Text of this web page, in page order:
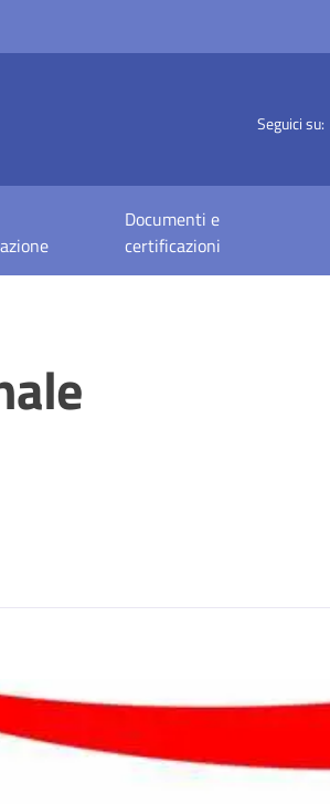
Seguici su:
Documenti e
certificazioni